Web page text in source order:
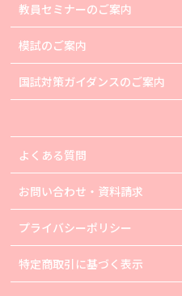
教員セミナーのご案内
模試のご案内
国試対策ガイダンスのご案内
よくある質問
お問い合わせ・資料請求
プライバシーポリシー
特定商取引に基づく表示